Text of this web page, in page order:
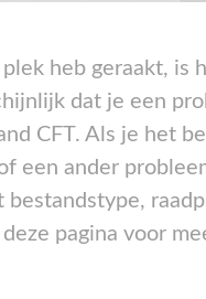
heb geraakt, is
dat je een
CFT. Als je het
een ander
bestandstype,
pagina voor